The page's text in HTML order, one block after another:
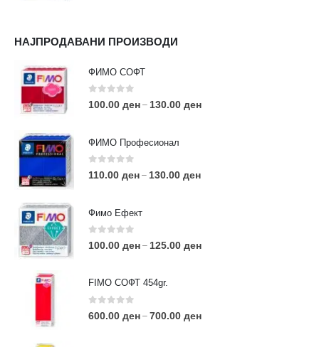
НАЈПРОДАВАНИ ПРОИЗВОДИ
ФИМО СОФТ
0 out of 5
100.00 ден – 130.00 ден
ФИМО Професионал
0out of 5
110.00 ден – 130.00 ден
Фимо Ефект
0 out of 5
100.00 ден – 125.00 ден
FIMO СОФТ 454gr.
0out of 5
600.00 ден – 700.00 ден